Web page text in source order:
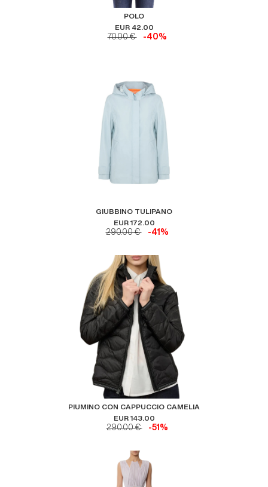
POLO
EUR 42.00
70.00 € -40%
GIUBBINO TULIPANO
EUR 172.00
290.00 € -41%
PIUMINO CON CAPPUCCIO CAMELIA
EUR 143.00
290.00 € -51%